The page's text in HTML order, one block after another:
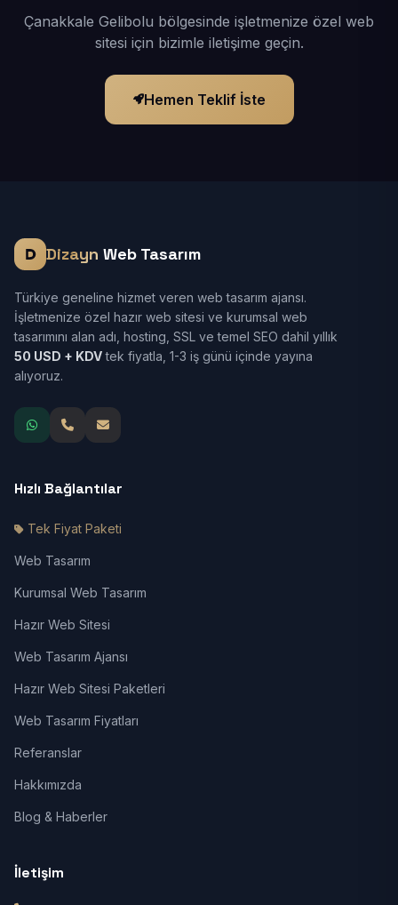
Çanakkale Gelibolu bölgesinde işletmenize özel web
sitesi için bizimle iletişime geçin.
Hemen Teklif İste
Dizayn Web Tasarım
Türkiye geneline hizmet veren web tasarım ajansı.
İşletmenize özel hazır web sitesi ve kurumsal web
tasarımını alan adı, hosting, SSL ve temel SEO dahil yıllık
50 USD + KDVtek fiyatla, 1-3 iş günü içinde yayına
alıyoruz.
Hızlı Bağlantılar
Tek Fiyat Paketi
Web Tasarım
Kurumsal Web Tasarım
Hazır Web Sitesi
Web Tasarım Ajansı
Hazır Web Sitesi Paketleri
Web Tasarım Fiyatları
Referanslar
Hakkımızda
Blog & Haberler
İletişim